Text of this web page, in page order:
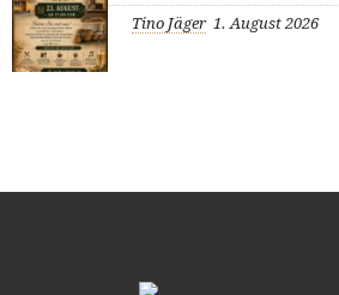
Tino Jäger 1. August 2026